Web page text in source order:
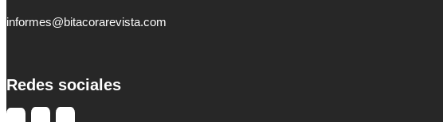
informes@bitacorarevista.com
Redes sociales